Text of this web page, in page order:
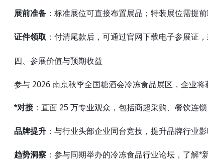
展前准备 ：标准展位可直接布置展品；特装展位需提
证件领取 ：付清尾款后，可通过官网下载电子参展证
四、参展价值与预期收益
参与 2026 南京秋季全国糖酒会冷冻食品展区，企业将
*对接：直面 25 万专业观众，包括商超采购、餐饮连
品牌提升 ：与行业头部企业同台竞技，提升品牌行业影
趋势洞察 ：参与同期举办的冷冻食品行业论坛，了解*